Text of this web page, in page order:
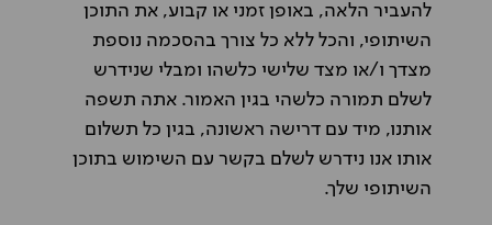
להעביר הלאה, באופן זמני או קבוע, את התוכן
השיתופי, והכל ללא כל צורך בהסכמה נוספת
מצדך ו/או מצד שלישי כלשהו ומבלי שנידרש
לשלם תמורה כלשהי בגין האמור. אתה תשפה
אותנו, מיד עם דרישה ראשונה, בגין כל תשלום
אותו אנו נידרש לשלם בקשר עם השימוש בתוכן
השיתופי שלך.